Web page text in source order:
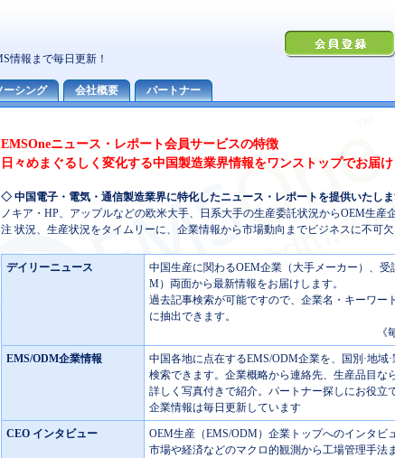
EMSOneニュース・レポート会員サービスの特徴
日々めまぐるしく変化する中国製造業界情報をワンストップでお届け
◇ 中国電子・電気・通信製造業界に特化したニュース・レポートを提供いたし
ノキア・HP、アップルなどの欧米大手、日系大手の生産委託状況からOEM生産
注 状況、生産状況をタイムリーに、企業情報から市場動向までビジネスに不可欠
デイリーニュース
中国生産に関わるOEM企業（大手メーカー）、受
M）両面から最新情報をお届けします。
過去記事検索が可能ですので、企業名・キーワー
に抽出できます。
《
EMS/ODM企業情報
中国各地に点在するEMS/ODM企業を、国別·地域
検索できます。企業概略から連絡先、生産品目な
詳しく写真付きで紹介。パートナー探しにお役立
企業情報は毎日更新しています
CEO インタビュー
OEM生産（EMS/ODM）企業トップへのインタビ
市場や経済などのマクロ的観測から工場管理手法